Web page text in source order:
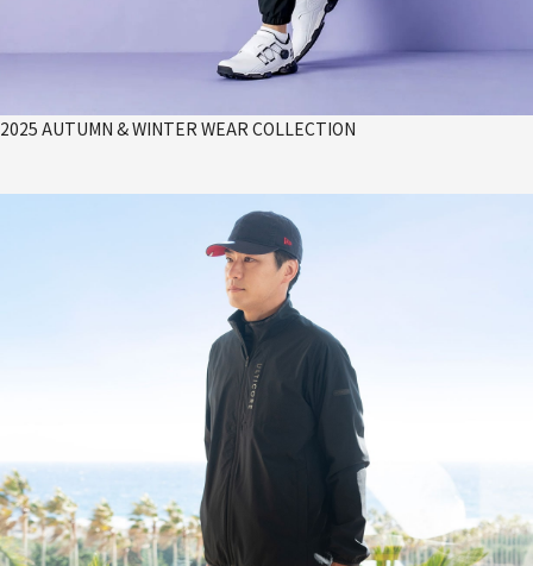
2025 AUTUMN & WINTER WEAR COLLECTION